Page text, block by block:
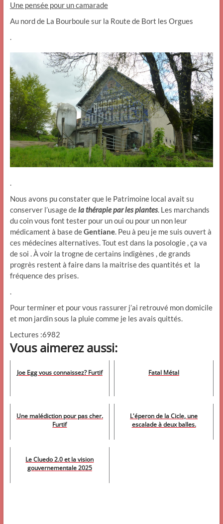
Une pensée pour un camarade
Au nord de La Bourboule sur la Route de Bort les Orgues
.
.
Nous avons pu constater que le Patrimoine local avait su
conserver l’usage dela thérapie par les plantes. Les marchands
du coin vous font tester pour un oui ou pour un non leur
médicament à base deGentiane. Peu à peu je me suis ouvert à
ces médecines alternatives. Tout est dans la posologie , ça va
de soi . À voir la trogne de certains indigènes , de grands
progrès restent à faire dans la maitrise des quantités et la
fréquence des prises.
.
Pour terminer et pour vous rassurer j’ai retrouvé mon domicile
et mon jardin sous la pluie comme je les avais quittés.
Lectures :6982
Vous aimerez aussi:
Joe Egg vous connaissez? Furtif Fatal Métal
Une malédiction pour pas cher.
Furtif
L'éperon de la Cicle, une
escalade à deux balles.
Le Cluedo 2.0 et la vision
gouvernementale 2025